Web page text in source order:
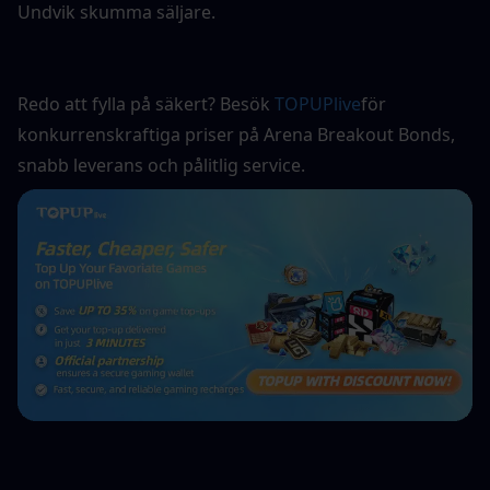
Undvik skumma säljare.
Redo att fylla på säkert? Besök TOPUPliveför
konkurrenskraftiga priser på Arena Breakout Bonds,
snabb leverans och pålitlig service.